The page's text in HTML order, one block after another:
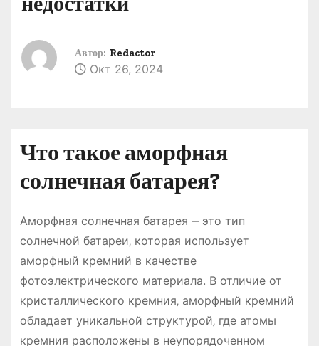
Автор: Redactor
Окт 26, 2024
Что такое аморфная
солнечная батарея?
Аморфная солнечная батарея ‒ это тип
солнечной батареи‚ которая использует
аморфный кремний в качестве
фотоэлектрического материала. В отличие от
кристаллического кремния‚ аморфный кремний
обладает уникальной структурой‚ где атомы
кремния расположены в неупорядоченном